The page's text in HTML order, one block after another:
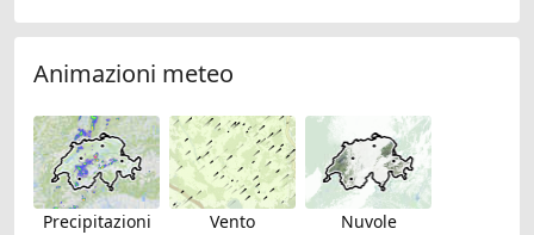
Animazioni meteo
Precipitazioni Vento Nuvole